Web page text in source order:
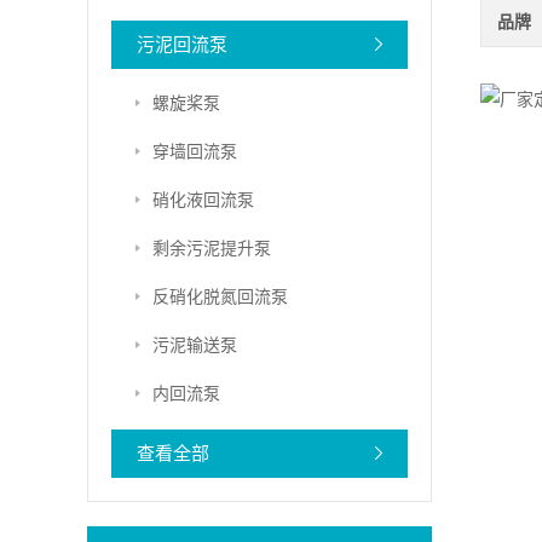
污泥回流泵
螺旋桨泵
穿墙回流泵
硝化液回流泵
剩余污泥提升泵
反硝化脱氮回流泵
污泥输送泵
内回流泵
查看全部
品牌